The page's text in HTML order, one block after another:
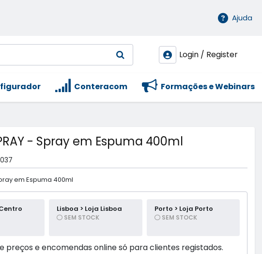
Ajuda
Login / Register
Formações e Webinars
Conteracom
- Spray em Espuma 400ml
em Espuma 400ml
Lisboa > Loja Lisboa
SEM STOCK
Porto > Loja Porto
SEM STOCK
preços e encomendas online só para clientes registados.